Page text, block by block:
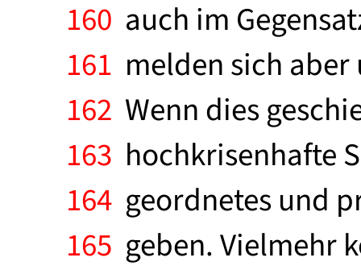
160 auch im
161 melden sich
162 Wenn dies
163 hochkrisenhafte
164 geordnetes und
165 geben. Vielmehr